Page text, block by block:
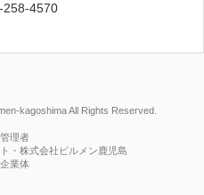
258-4570
kagoshima All Rights Reserved.
理者
・株式会社ビルメン鹿児島
業体